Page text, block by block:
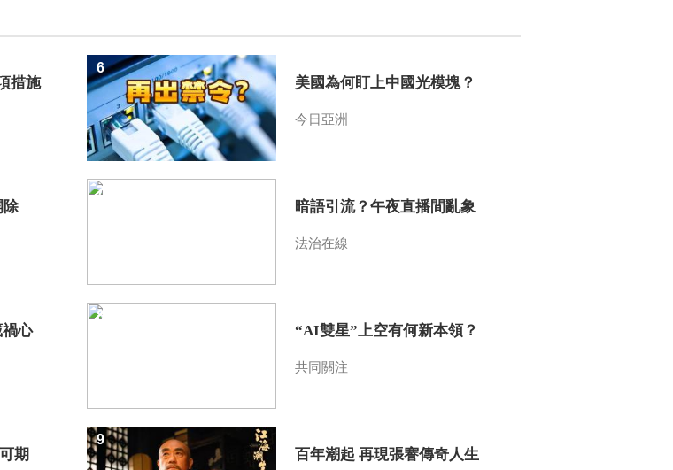
措施
除
心
期
美國為何盯上中國光模塊？
今日亞洲
6
暗語引流？午夜直播間亂象
法治在線
7
“AI雙星”上空有何新本領？
共同關注
8
百年潮起 再現張謇傳奇人生
9